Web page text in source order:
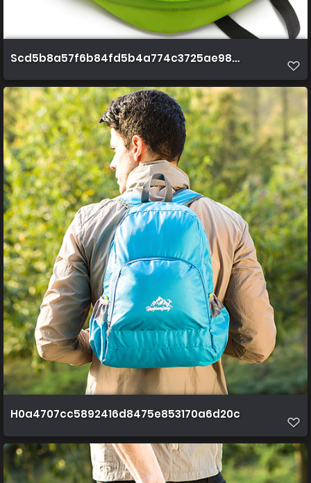
Scd5b8a57f6b84fd5b4a774c3725ae985w
H0a4707cc5892416d8475e853170a6d20c